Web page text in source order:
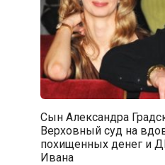
Сын Александра
Верховный суд на
похищенных денег и
Ивана